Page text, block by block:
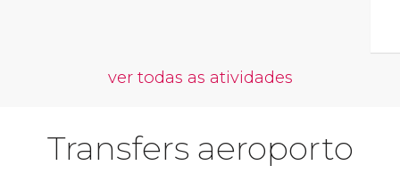
ver todas as atividades
Transfers aeroporto